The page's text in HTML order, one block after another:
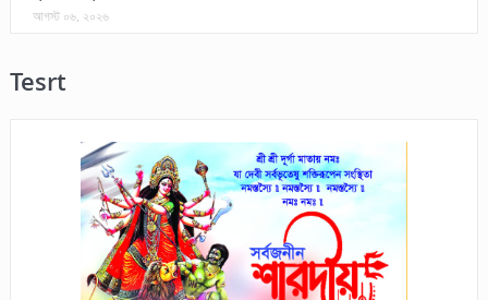
আগস্ট ০৬, ২০২৬
Tesrt